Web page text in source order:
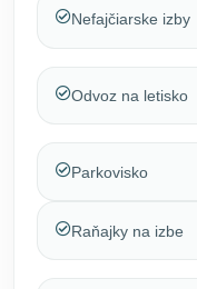
Nefajčiarske izby
Odvoz na letisko
Parkovisko
Raňajky na izbe